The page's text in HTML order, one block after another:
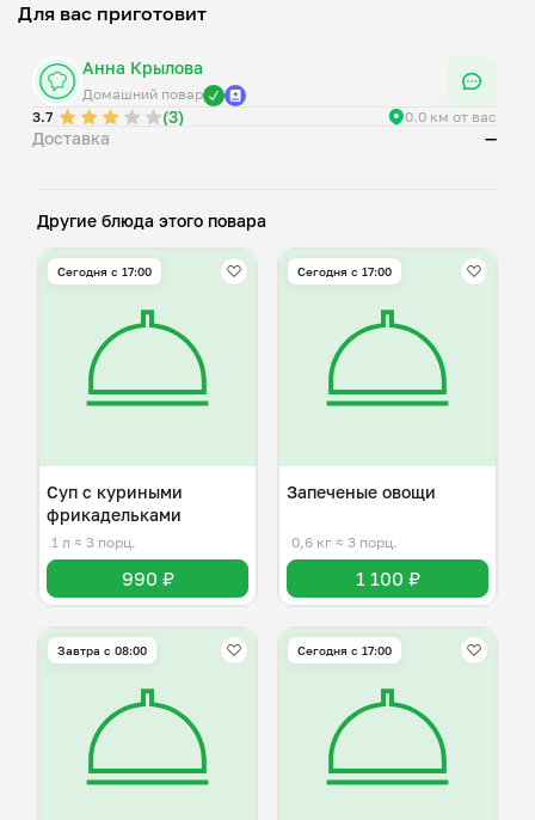
Для вас приготовит
Анна Крылова
Домашний повар
3.7
(3) 0.0 км от вас
Доставка —
Другие блюда этого повара
Сегодня с 17:00
Суп с куриными
фрикадельками
1 л ≈ 3 порц.
990 ₽
Сегодня с 17:00
Запеченые овощи
0,6 кг ≈ 3 порц.
1 100 ₽
Завтра c 08:00 Сегодня с 17:00